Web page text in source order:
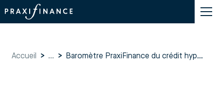
Accueil > ... > Baromètre PraxiFinance du crédit hypothécaire